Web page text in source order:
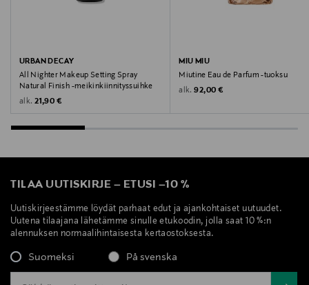
URBAN DECAY
All Nighter Makeup Setting Spray
Natural Finish -meikinkiinnityssuihke
alk. Original Price
21,90 €
MIU MIU
Miutine Eau de Parfum -tuoksu
alk. Original Price
92,00 €
TILAA UUTISKIRJE – ETUSI –10 %
Uutiskirjeestämme löydät parhaat edut ja ajankohtaiset uutuudet.
Uutena tilaajana lähetämme sinulle etukoodin, jolla saat 10 %:n
alennuksen normaalihintaisesta kertaostoksesta.
Suomeksi På svenska